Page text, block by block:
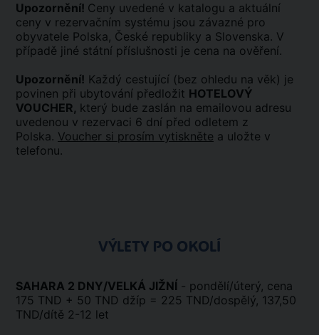
Upozornění! Ceny uvedené v katalogu a aktuální
ceny v rezervačním systému jsou závazné pro
obyvatele Polska, České republiky a Slovenska. V
případě jiné státní příslušnosti je cena na ověření.
Upozornění! Každý cestující (bez ohledu na věk) je
povinen při ubytování předložit HOTELOVÝ
VOUCHER, který bude zaslán na emailovou adresu
uvedenou v rezervaci 6 dní před odletem z
Polska. Voucher si prosím vytiskněte a uložte v
telefonu.
VÝLETY PO OKOLÍ
SAHARA 2 DNY/VELKÁ JIŽNÍ - pondělí/úterý, cena
175 TND + 50 TND džíp = 225 TND/dospělý, 137,50
TND/dítě 2-12 let